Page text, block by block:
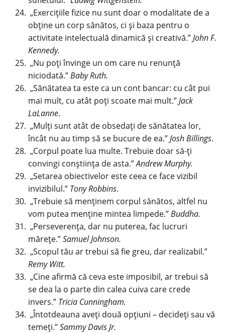
„Exercițiile fizice nu sunt doar o modalitate de a
obține un corp sănătos, ci și baza pentru o
activitate intelectuală dinamică și creativă.”John F.
Kennedy.
„Nu poți învinge un om care nu renunță
niciodată.”Baby Ruth.
„Sănătatea ta este ca un cont bancar: cu cât pui
mai mult, cu atât poți scoate mai mult.”Jack
LaLanne.
„Mulți sunt atât de obsedați de sănătatea lor,
încât nu au timp să se bucure de ea.”Josh Billings.
„Corpul poate lua multe. Trebuie doar să-ți
convingi conștiința de asta.”Andrew Murphy.
„Setarea obiectivelor este ceea ce face vizibil
invizibilul.” Tony Robbins.
„Trebuie să menținem corpul sănătos, altfel nu
vom putea menține mintea limpede.”Buddha.
„Perseverența, dar nu puterea, fac lucruri
mărețe.”Samuel Johnson.
„Scopul tău ar trebui să fie greu, dar realizabil.”
Remy Witt.
„Cine afirmă că ceva este imposibil, ar trebui să
se dea la o parte din calea cuiva care crede
invers.” Tricia Cunningham.
„Întotdeauna aveți două opțiuni – decideți sau vă
temeți.”Sammy Davis Jr.